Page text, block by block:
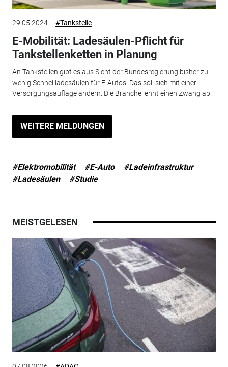
29.05.2024 #Tankstelle
E-Mobilität: Ladesäulen-Pflicht für
Tankstellenketten in Planung
An Tankstellen gibt es aus Sicht der Bundesregierung bisher zu
wenig Schnellladesäulen für E-Autos. Das soll sich mit einer
Versorgungsauflage ändern. Die Branche lehnt einen Zwang ab.
WEITERE MELDUNGEN
#Elektromobilität #E-Auto
#Ladeinfrastruktur
#Ladesäulen
#Studie
MEISTGELESEN